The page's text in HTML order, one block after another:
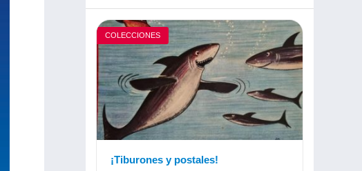
COLECCIONES
¡Tiburones y postales!